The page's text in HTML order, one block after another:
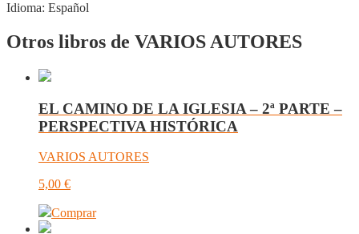
Idioma: Español
Otros libros de VARIOS AUTORES
EL CAMINO DE LA IGLESIA – 2ª PARTE –
PERSPECTIVA HISTÓRICA
VARIOS AUTORES
5,00 €
Comprar